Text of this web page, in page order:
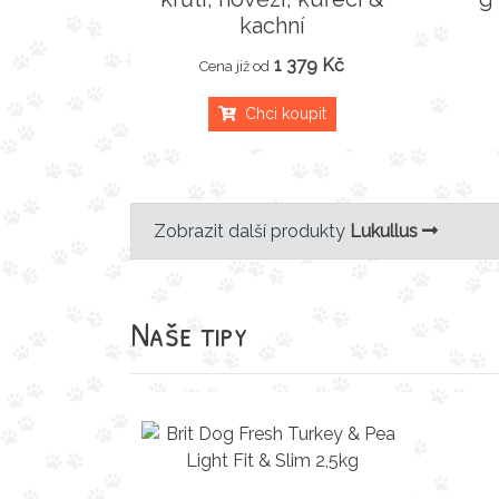
kachní
Cena již od 1 379 Kč
Chci koupit
Zobrazit další produkty Lukullus
Naše tipy